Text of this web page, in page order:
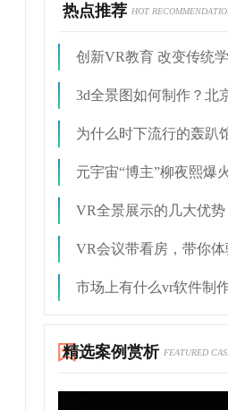
热点推荐 HOT
创新VR教育 改变传统
为什么时下流行的轰趴
VR会议带看房，带你
精选案例赏析 FEATURED